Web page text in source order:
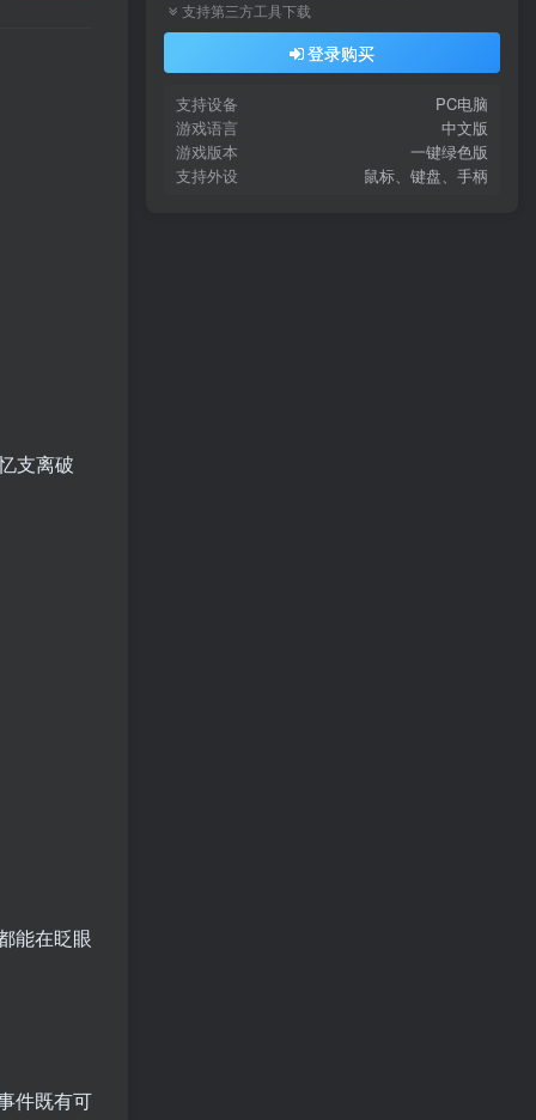
支离破
能在眨眼
件既有可
支持第三方工具下载
登录购买
支持设备
PC电脑
游戏语言
中文版
游戏版本
一键绿色版
支持外设
鼠标、键盘、手柄